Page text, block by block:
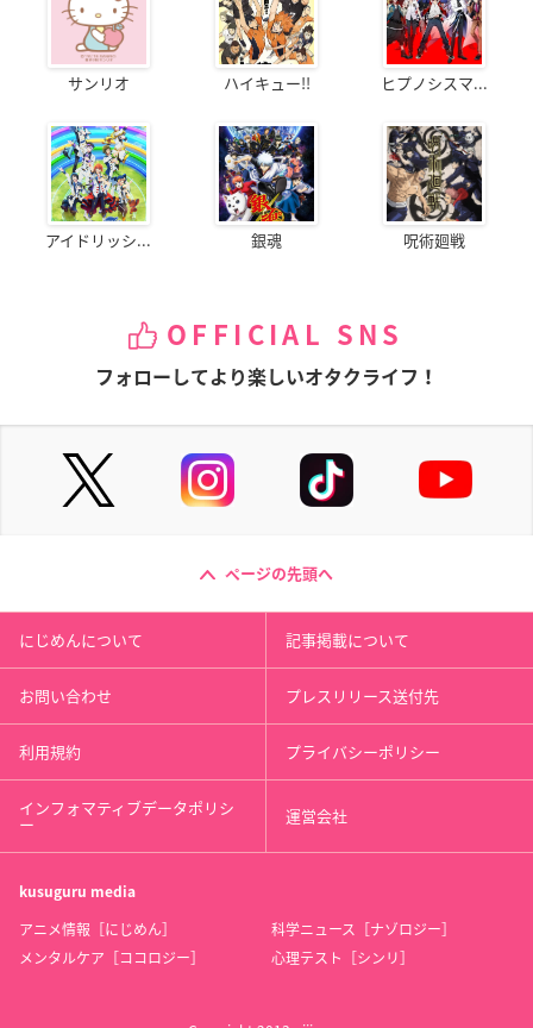
サンリオ ハイキュー!! ヒプノシスマ...
アイドリッシ... 銀魂 呪術廻戦
OFFICIAL SNS
フォローしてより楽しいオタクライフ！
ページの先頭へ
にじめんについて 記事掲載について
お問い合わせ プレスリリース送付先
利用規約 プライバシーポリシー
インフォマティブデータポリシ
ー 運営会社
kusuguru media
アニメ情報［にじめん］
科学ニュース［ナゾロジー］
メンタルケア［ココロジー］
心理テスト［シンリ］